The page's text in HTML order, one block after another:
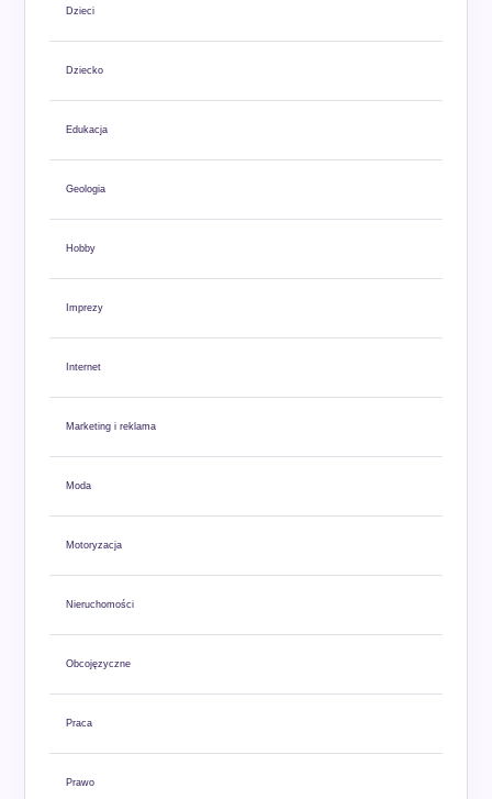
Dzieci
Dziecko
Edukacja
Geologia
Hobby
Imprezy
Internet
Marketing i reklama
Moda
Motoryzacja
Nieruchomości
Obcojęzyczne
Praca
Prawo